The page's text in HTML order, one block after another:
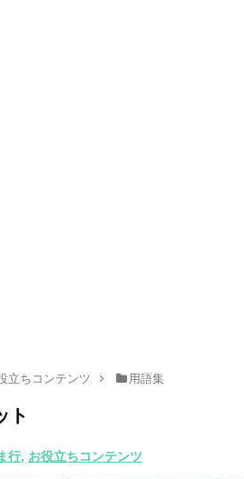
立ちコンテンツ 用語集
ト
行, お役立ちコンテンツ